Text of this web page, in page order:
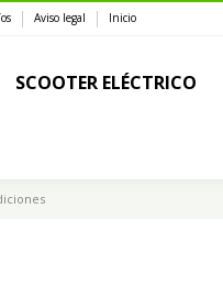
Aviso legal Inicio
SCOOTER ELÉCTRICO